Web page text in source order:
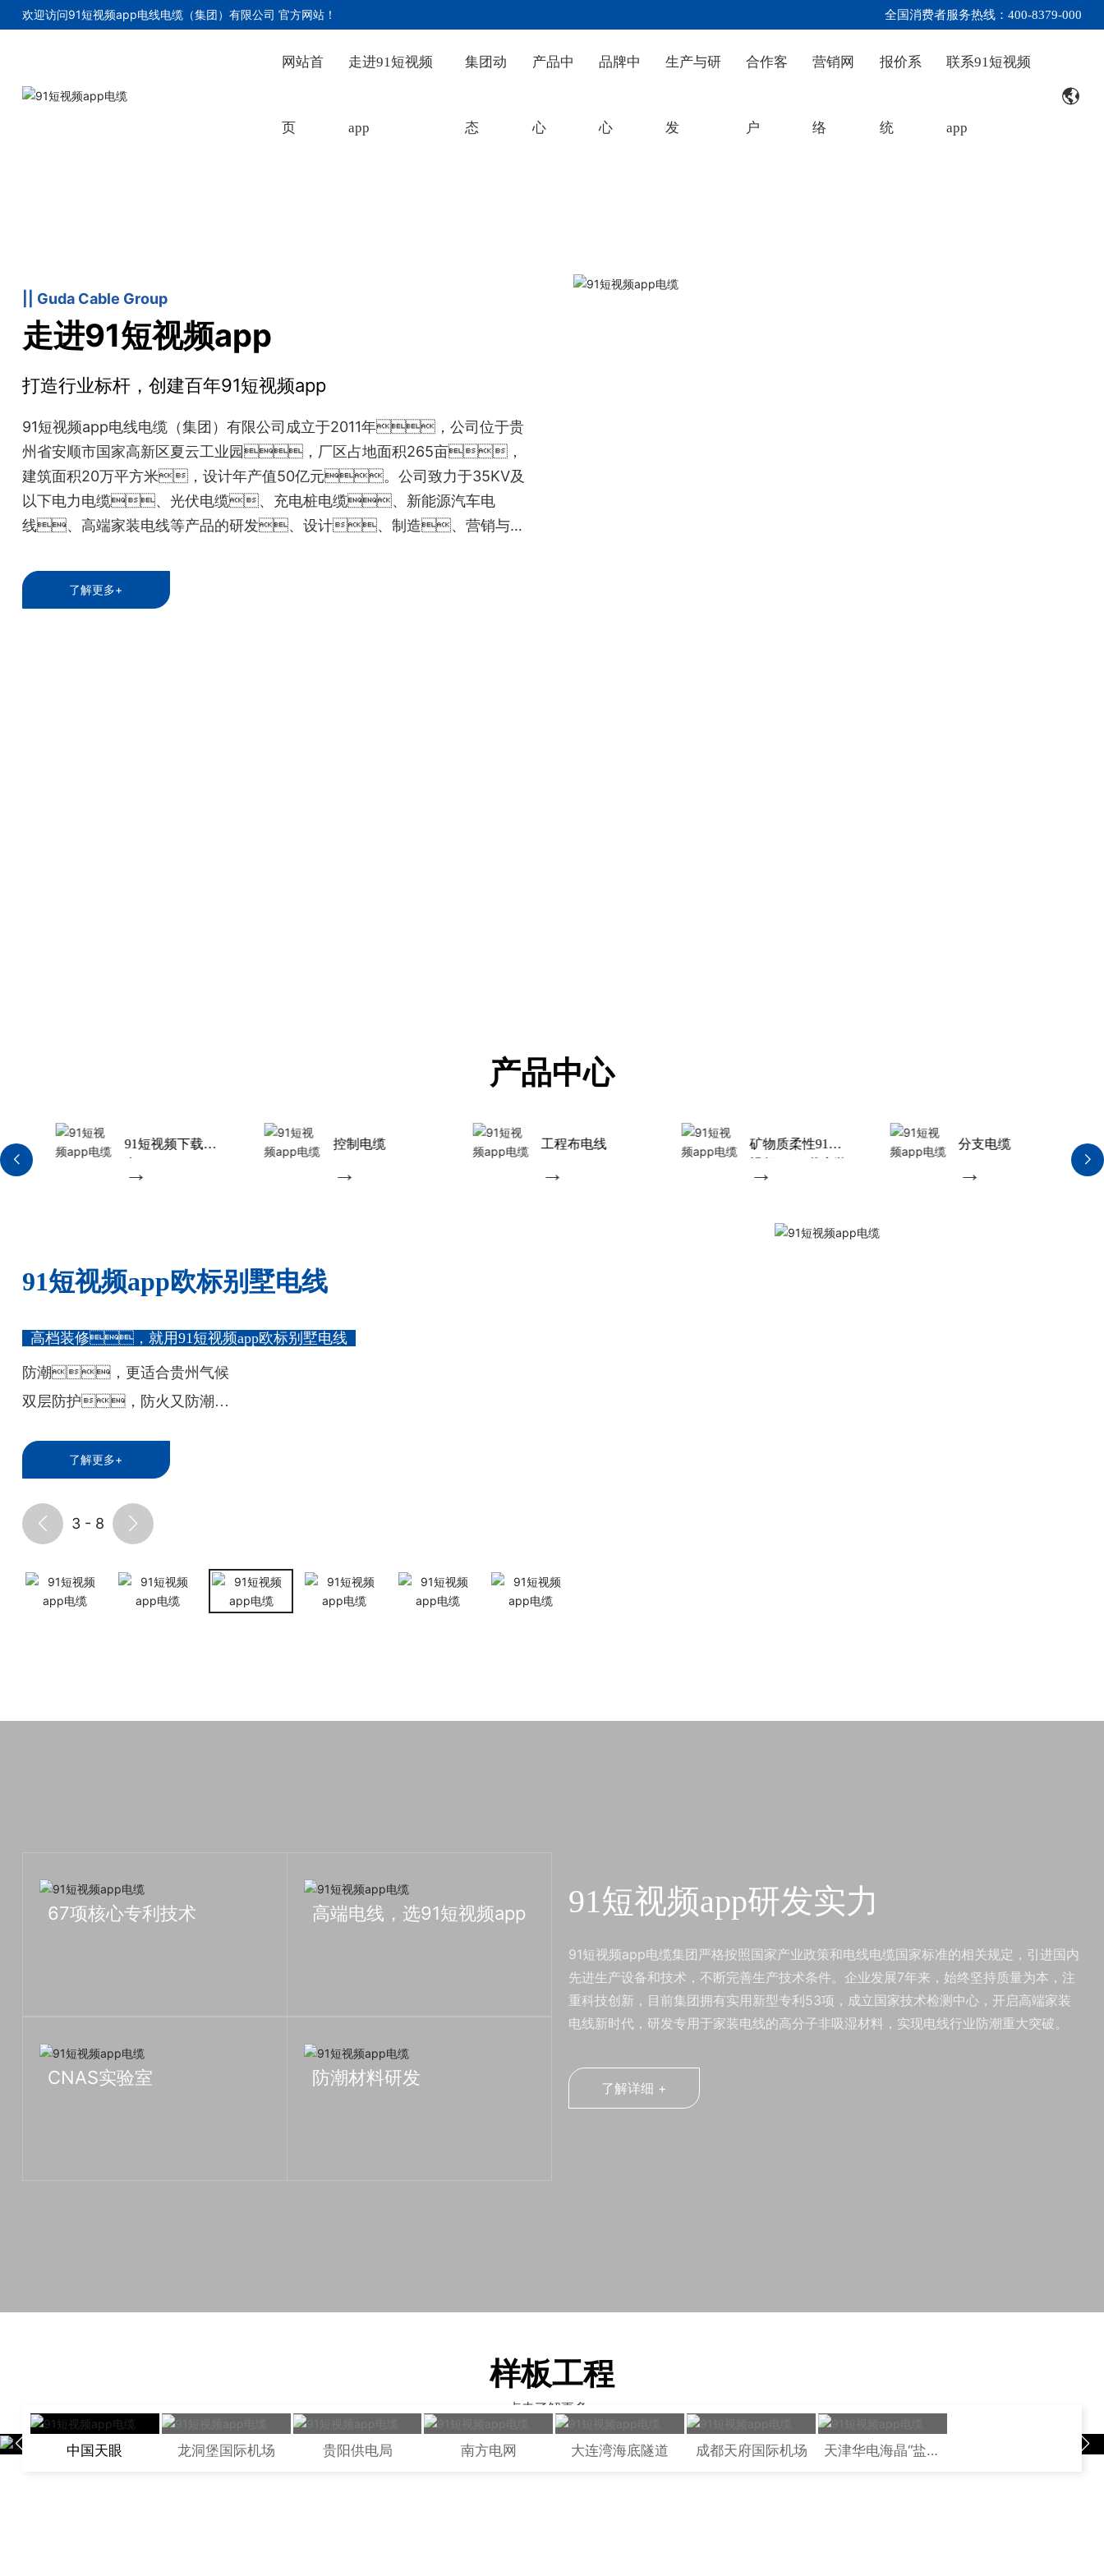
欢迎访问91短视频app电线电缆（集团）有限公司 官方网站！ 全国消费者服务热线：400-8379-000
网站首
页
走进91短视频
app
集团动
态
产品中
心
品牌中
心
生产与研
发
合作客
户
营销网
络
报价系
统
联系91短视频
app
|| Guda Cable Group
走进91短视频app
打造行业标杆，创建百年91短视频app
91短视频app电线电缆（集团）有限公司成立于2011年，公司位于贵
州省安顺市国家高新区夏云工业园，厂区占地面积265亩，
建筑面积20万平方米，设计年产值50亿元。公司致力于35KV及
以下电力电缆、光伏电缆、充电桩电缆、新能源汽车电
线、高端家装电线等产品的研发、设计、制造、营销与服
家装和新能源配套等领域。
了解更多+
产品中心
欧标别墅电线
→
环保别墅电线 防潮精品电线
91短视频下载电
控制电缆 工程布
→
了解更多+
了解更多+
91短视频app欧标别墅电线
高档装修，就用91短视频app欧标别墅电线
防潮，更适合贵州气候
双层防护，防火又防潮
了解更多+
了解更多+
了解更多+
了解更多+
了解更多+
3- 8
67项核心专利技术 高端电线，选91短视频app
CNAS实验室 防潮材料研发
91短视频app研发实力
91短视频app电缆集团严格按照国家产业政策和电线电缆国家标准的相关规定，引进国内
先进生产设备和技术，不断完善生产技术条件。企业发展7年来，始终坚持质量为本，注
重科技创新，目前集团拥有实用新型专利53项，成立国家技术检测中心，开启高端家装
电线新时代，研发专用于家装电线的高分子非吸湿材料，实现电线行业防潮重大突破。
了解详细 +
样板工程
点击了解更多+
平塘县克度镇大窝凼的喀斯特洼坑中，工程为国家重大科技
基础设施，“天眼”工程由主动反射面系统、馈源支撑系
统、测量与控制系统、接收机与终端及观测基地等几大
中国天眼 龙洞堡国际机场 贵阳供电局 南方电网 大连湾海底隧道 成都天府国际机场
天津华电海晶“盐光